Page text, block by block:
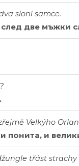
sloní samce.
две мъжки
Velkýho
понита, и
třást strachy